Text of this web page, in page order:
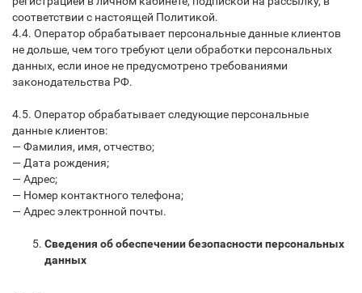
соответствии с настоящей Политикой.
4.4. Оператор обрабатывает персональные данные клиентов
не дольше, чем того требуют цели обработки персональных
данных, если иное не предусмотрено требованиями
законодательства РФ.
4.5. Оператор обрабатывает следующие персональные
данные клиентов:
— Фамилия, имя, отчество;
— Дата рождения;
— Адрес;
— Номер контактного телефона;
— Адрес электронной почты.
Сведения об обеспечении безопасности персональных
данных